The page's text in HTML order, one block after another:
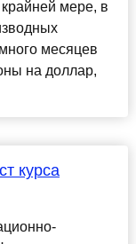
мере, в
месяцев
на доллар,
курса